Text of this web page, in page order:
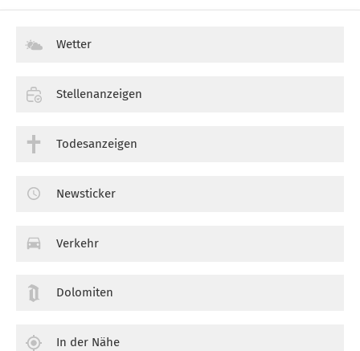
Wetter
Stellenanzeigen
Todesanzeigen
Newsticker
Verkehr
Dolomiten
In der Nähe